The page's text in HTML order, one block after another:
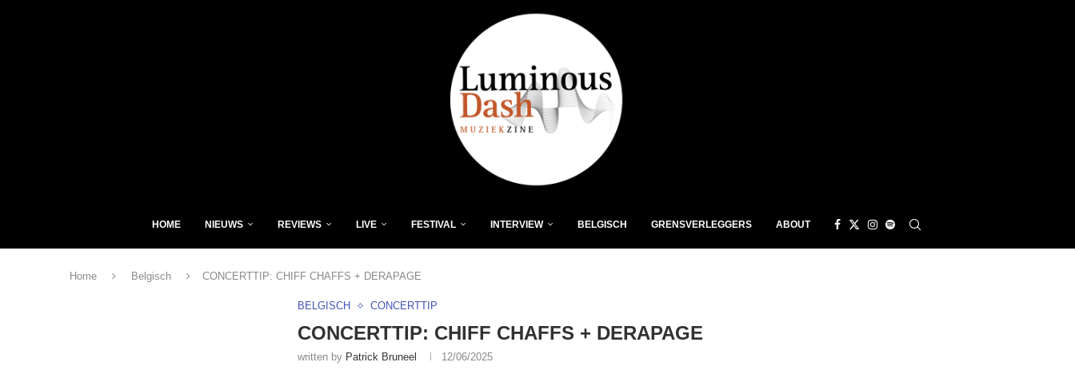
HOME NIEUWS REVIEWS LIVE FESTIVAL INTERVIEW BELGISCH GRENSVERLEGGERS ABOUT
Home Belgisch CONCERTTIP: CHIFF CHAFFS + DERAPAGE
BELGISCH CONCERTTIP
CONCERTTIP: CHIFF CHAFFS + DERAPAGE
written by Patrick Bruneel 12/06/2025